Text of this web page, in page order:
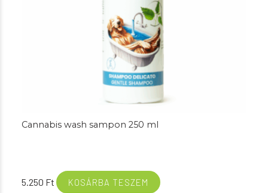
Cannabis wash sampon 250 ml
5.250 Ft KOSÁRBA TESZEM